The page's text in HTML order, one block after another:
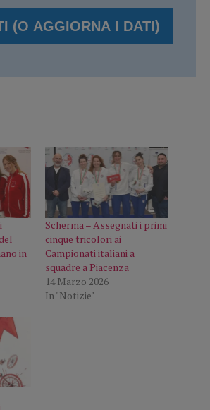
in
Scherma – Assegnati i primi
cinque tricolori ai
Campionati italiani a
squadre a Piacenza
14 Marzo 2026
In "Notizie"